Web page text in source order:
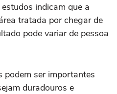
indicam que a
tratada por chegar de
pode variar de pessoa
podem ser importantes
duradouros e